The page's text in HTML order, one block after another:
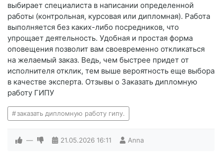
выбирает специалиста в написании определенной
работы (контрольная, курсовая или дипломная). Работа
выполняется без каких-либо посредников, что
упрощает деятельность. Удобная и простая форма
оповещения позволит вам своевременно откликаться
на желаемый заказ. Ведь, чем быстрее придет от
исполнителя отклик, тем выше вероятность еще выбора
в качестве эксперта. Отзывы о Заказать дипломную
работу ГИПУ
заказать дипломную работу гипу.
— 21.05.2026 16:11 Anna